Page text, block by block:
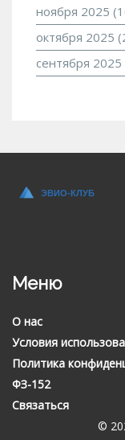
ноября 2025
октября 2025
сентября 2025
Меню
О нас
Условия
Политика
ФЗ-152
Связаться
©